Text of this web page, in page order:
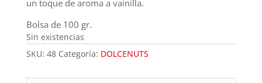
un toque de aroma a vainilla.
Bolsa de 100 gr.
Sin existencias
SKU: 48 Categoría: DOLCENUTS